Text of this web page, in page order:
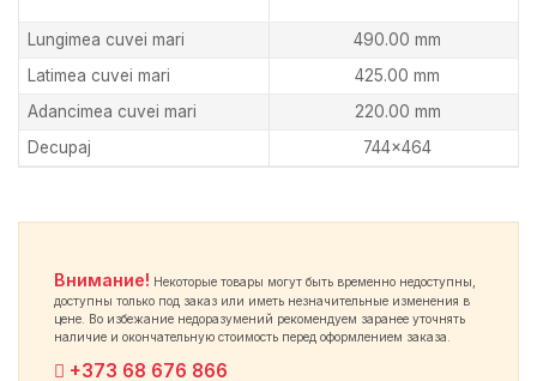
Lungimea cuvei mari
490.00 mm
Latimea cuvei mari
425.00 mm
Adancimea cuvei mari
220.00 mm
Decupaj
744×464
Внимание! Некоторые товары могут быть временно недоступны,
доступны только под заказ или иметь незначительные изменения в
цене. Во избежание недоразумений рекомендуем заранее уточнять
наличие и окончательную стоимость перед оформлением заказа.
+373 68 676 866